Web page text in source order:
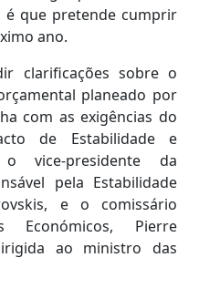
é que pretende cumprir
ano.
clarificações sobre o
planeado por
com as exigências do
de Estabilidade e
o vice-presidente da
pela Estabilidade
e o comissário
Económicos, Pierre
ao ministro das